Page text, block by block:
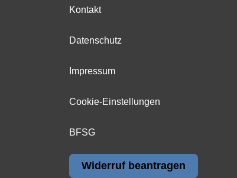
Kontakt
Datenschutz
Impressum
Cookie-Einstellungen
BFSG
Widerruf beantragen